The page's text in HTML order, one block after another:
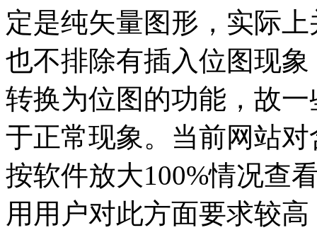
定是纯矢量图形，实际
也不排除有插入位图现
转换为位图的功能，故
于正常现象。当前网站
按软件放大100%情况查
用用户对此方面要求较